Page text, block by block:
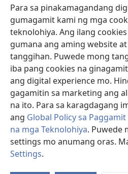
Para sa pinakamagandang
gumagamit kami ng mga
teknolohiya. Ang ilang
gumana ang aming website
tanggihan. Puwede mong
iba pang cookies na
ang digital experience mo.
gagamitin sa marketing ang
na ito. Para sa karagdagang
ang Global Policy sa
na mga Teknolohiya. Puwede
settings mo anumang oras.
Settings.
(may
na
bagong
window)
Watchtower ONLINE LIBRARY™
(may
bubukas
na
bagong
window)
JW Hub ®
(may
bubukas
bagong
window)
JW Library ®
Watchtower Library®
Copyright© 2026 Watch Tower Bible
KASUNDUAN SA PAGGAMIT